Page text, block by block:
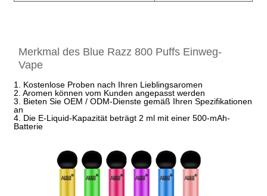
Merkmal des Blue Razz 800 Puffs Einweg-
Vape
1. Kostenlose Proben nach Ihren Lieblingsaromen
2. Aromen können vom Kunden angepasst werden
3. Bieten Sie OEM / ODM-Dienste gemäß Ihren Spezifikationen
an
4. Die E-Liquid-Kapazität beträgt 2 ml mit einer 500-mAh-
Batterie